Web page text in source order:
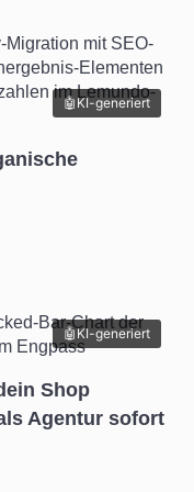
KI-generiert
KI-generiert
Shop
Agentur sofort